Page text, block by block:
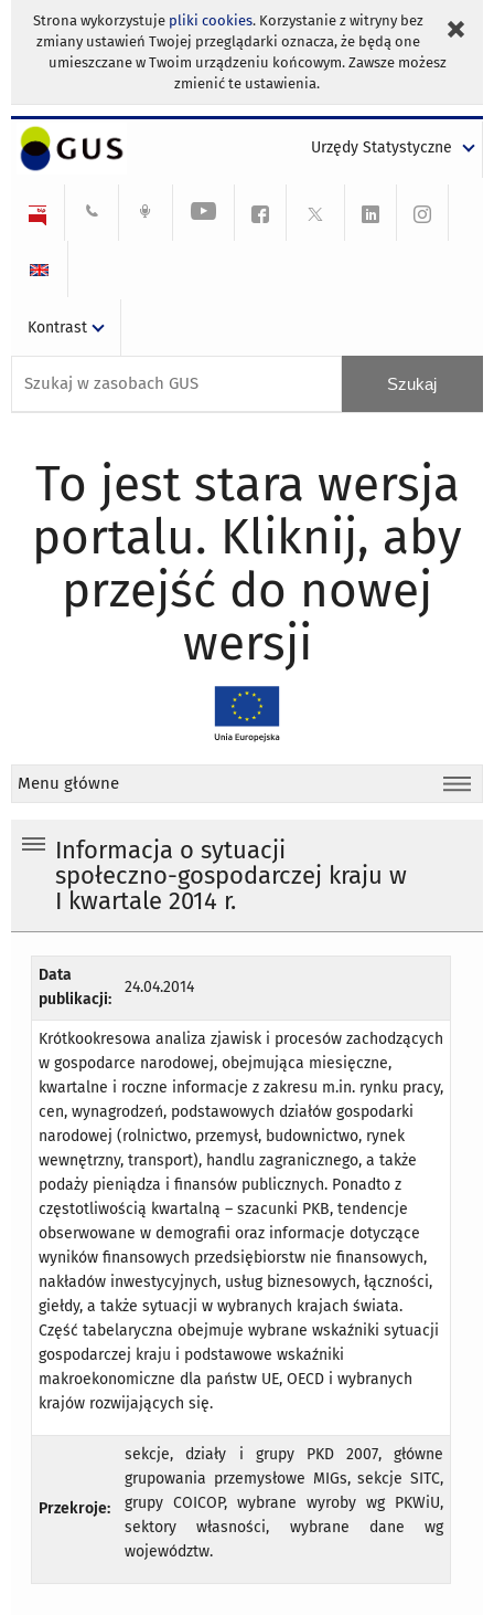
Strona wykorzystuje pliki cookies. Korzystanie z witryny bez
zmiany ustawień Twojej przeglądarki oznacza, że będą one
umieszczane w Twoim urządzeniu końcowym. Zawsze możesz
zmienić te ustawienia.
Urzędy Statystyczne
Kontrast
To jest stara wersja
portalu. Kliknij, aby
przejść do nowej
wersji
Menu główne
Informacja o sytuacji
społeczno-gospodarczej kraju w
I kwartale 2014 r.
Data
publikacji:
24.04.2014
Krótkookresowa analiza zjawisk i procesów zachodzących
w gospodarce narodowej, obejmująca miesięczne,
kwartalne i roczne informacje z zakresu m.in. rynku pracy,
cen, wynagrodzeń, podstawowych działów gospodarki
narodowej (rolnictwo, przemysł, budownictwo, rynek
wewnętrzny, transport), handlu zagranicznego, a także
podaży pieniądza i finansów publicznych. Ponadto z
częstotliwością kwartalną – szacunki PKB, tendencje
obserwowane w demografii oraz informacje dotyczące
wyników finansowych przedsiębiorstw nie finansowych,
nakładów inwestycyjnych, usług biznesowych, łączności,
giełdy, a także sytuacji w wybranych krajach świata.
Część tabelaryczna obejmuje wybrane wskaźniki sytuacji
gospodarczej kraju i podstawowe wskaźniki
makroekonomiczne dla państw UE, OECD i wybranych
krajów rozwijających się.
Przekroje:
sekcje, działy i grupy PKD 2007, główne
grupowania przemysłowe MIGs, sekcje SITC,
grupy COICOP, wybrane wyroby wg PKWiU,
sektory własności, wybrane dane wg
województw.